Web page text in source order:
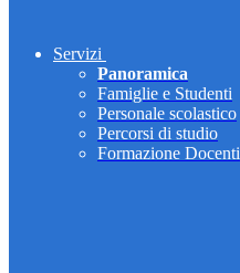
Servizi
Panoramica
Famiglie e Studenti
Personale scolastico
Percorsi di studio
Formazione Docenti